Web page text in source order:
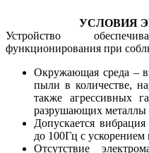
УСЛОВИЯ
Устройство
функционирования при
Окружающая среда –
пыли в количестве,
также агрессивных
разрушающих металлы
Допускается
до 100Гц с ускорением
Отсутствие